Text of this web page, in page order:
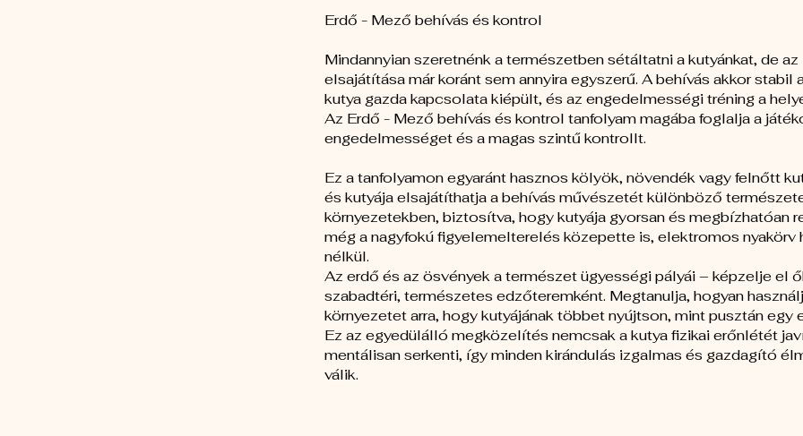
Erdő - Mező behívás és kontrol
Mindannyian szeretnénk a természetben sétáltatni a kutyánkat, de
elsajátítása már koránt sem annyira egyszerű. A behívás akkor stabil
kutya gazda kapcsolata kiépült, és az engedelmességi tréning a
Az Erdő - Mező behívás és kontrol tanfolyam magába foglalja a
engedelmességet és a magas szintű kontrollt.
Ez a tanfolyamon egyaránt hasznos kölyök, növendék vagy felnőtt
és kutyája elsajátíthatja a behívás művészetét különböző
környezetekben, biztosítva, hogy kutyája gyorsan és megbízhatóan
még a nagyfokú figyelemelterelés közepette is, elektromos nyakörv
nélkül.
Az erdő és az ösvények a természet ügyességi pályái – képzelje el
szabadtéri, természetes edzőteremként. Megtanulja, hogyan
környezetet arra, hogy kutyájának többet nyújtson, mint pusztán egy
Ez az egyedülálló megközelítés nemcsak a kutya fizikai erőnlétét
mentálisan serkenti, így minden kirándulás izgalmas és gazdagító
válik.